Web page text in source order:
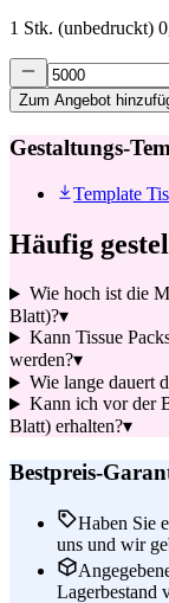
1 Stk. (unbedruckt)
Zum Angebot
Gestaltungs-
Template
Häufig
Wie hoch ist die
Blatt)?▾
Kann Tissue
werden?▾
Wie lange dauert
Kann ich vor der
Blatt) erhalten?▾
Bestpreis-
Haben Sie
uns und wir
Lagerbestand